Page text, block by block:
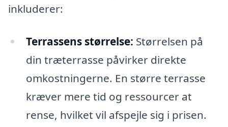
inkluderer:
Terrassens størrelse: Størrelsen på
din træterrasse påvirker direkte
omkostningerne. En større terrasse
kræver mere tid og ressourcer at
rense, hvilket vil afspejle sig i prisen.